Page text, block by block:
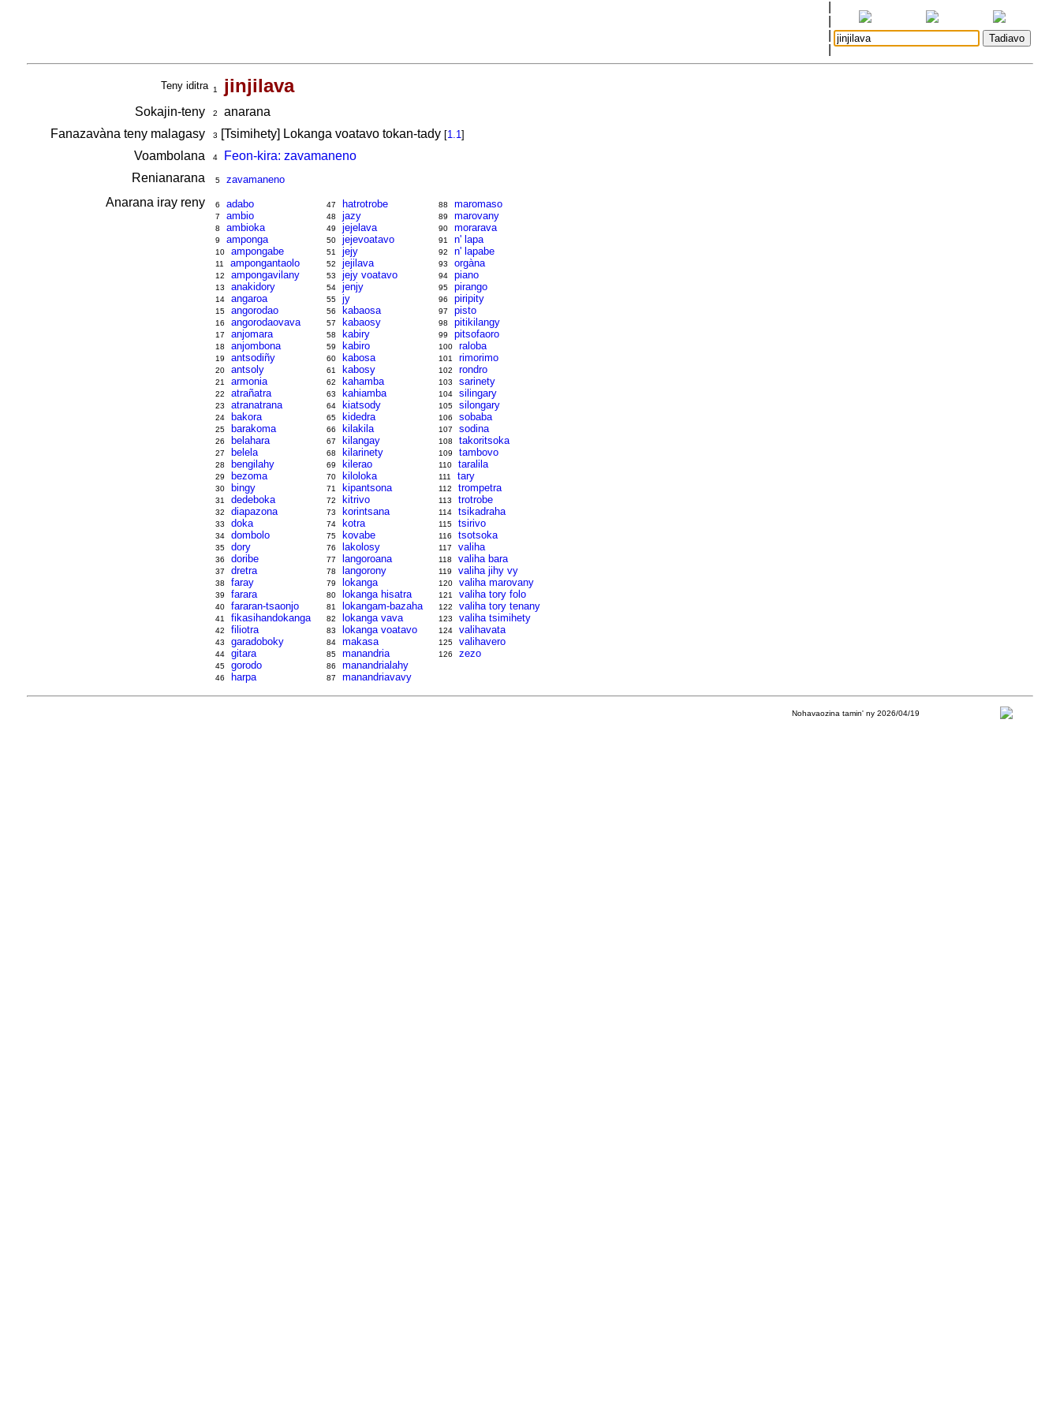
Teny iditra 1 jinjilava
Sokajin-teny 2
anarana
Fanazavàna teny malagasy
3 [Tsimihety] Lokanga voatavo tokan-tady [1.1]
Voambolana 4
Feon-kira: zavamaneno
Renianarana
5 zavamaneno
Anarana iray reny 6 adabo
7 ambio
8 ambioka
9 amponga
10 ampongabe
11 ampongantaolo
12 ampongavilany
13 anakidory
14 angaroa
15 angorodao
16 angorodaovava
17 anjomara
18 anjombona
19 antsodiñy
20 antsoly
21 armonia
22 atrañatra
23 atranatrana
24 bakora
25 barakoma
26 belahara
27 belela
28 bengilahy
29 bezoma
30 bingy
31 dedeboka
32 diapazona
33 doka
34 dombolo
35 dory
36 doribe
37 dretra
38 faray
39 farara
40 fararan-tsaonjo
41 fikasihandokanga
42 filiotra
43 garadoboky
44 gitara
45 gorodo
46 harpa
47 hatrotrobe
48 jazy
49 jejelava
50 jejevoatavo
51 jejy
52 jejilava
53 jejy voatavo
54 jenjy
55 jy
56 kabaosa
57 kabaosy
58 kabiry
59 kabiro
60 kabosa
61 kabosy
62 kahamba
63 kahiamba
64 kiatsody
65 kidedra
66 kilakila
67 kilangay
68 kilarinety
69 kilerao
70 kiloloka
71 kipantsona
72 kitrivo
73 korintsana
74 kotra
75 kovabe
76 lakolosy
77 langoroana
78 langorony
79 lokanga
80 lokanga hisatra
81 lokangam-bazaha
82 lokanga vava
83 lokanga voatavo
84 makasa
85 manandria
86 manandrialahy
87 manandriavavy
88 maromaso
89 marovany
90 morarava
91 n' lapa
92 n' lapabe
93 orgàna
94 piano
95 pirango
96 piripity
97 pisto
98 pitikilangy
99 pitsofaoro
100 raloba
101 rimorimo
102 rondro
103 sarinety
104 silingary
105 silongary
106 sobaba
107 sodina
108 takoritsoka
109 tambovo
110 taralila
111 tary
112 trompetra
113 trotrobe
114 tsikadraha
115 tsirivo
116 tsotsoka
117 valiha
118 valiha bara
119 valiha jihy vy
120 valiha marovany
121 valiha tory folo
122 valiha tory tenany
123 valiha tsimihety
124 valihavata
125 valihavero
126 zezo
Nohavaozina tamin' ny 2026/04/19